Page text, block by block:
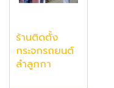
ร้านติดตั้ง
กระจกรถยนต์
ลำลูกกา